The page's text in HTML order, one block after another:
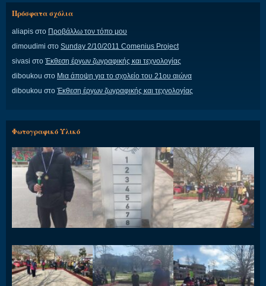
Πρόσφατα σχόλια
aliapis στο Προβάλλω τον τόπο μου
dimoudimi στο Sunday 2/10/2011 Comenius Project
sivasi στο Έκθεση έργων ζωγραφικής και τεχνολογίας
diboukou στο Μια άποψη για το σχολείο του 21ου αιώνα
diboukou στο Έκθεση έργων ζωγραφικής και τεχνολογίας
Φωτογραφικό Υλικό